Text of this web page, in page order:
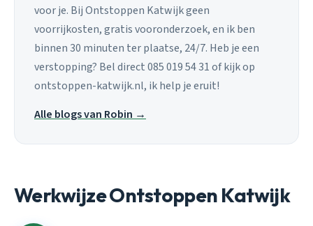
voor je. Bij Ontstoppen Katwijk geen
voorrijkosten, gratis vooronderzoek, en ik ben
binnen 30 minuten ter plaatse, 24/7. Heb je een
verstopping? Bel direct 085 019 54 31 of kijk op
ontstoppen-katwijk.nl, ik help je eruit!
Alle blogs van Robin →
Werkwijze Ontstoppen Katwijk